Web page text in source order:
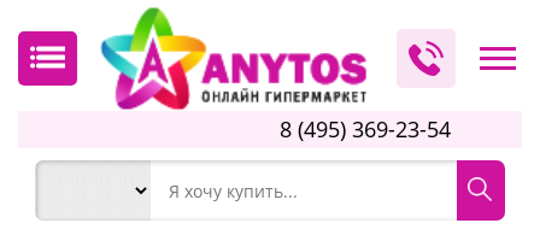
8 (495) 369-23-54